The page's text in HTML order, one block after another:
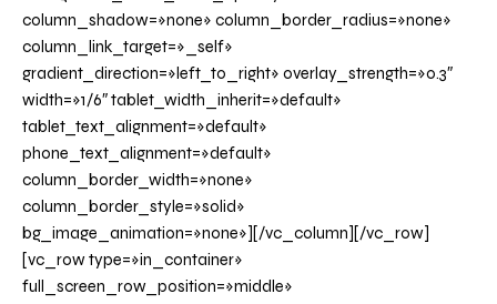
column_shadow=»none» column_border_radius=»none»
column_link_target=»_self»
gradient_direction=»left_to_right» overlay_strength=»0.3″
width=»1/6″ tablet_width_inherit=»default»
tablet_text_alignment=»default»
phone_text_alignment=»default»
column_border_width=»none»
column_border_style=»solid»
bg_image_animation=»none»][/vc_column][/vc_row]
[vc_row type=»in_container»
full_screen_row_position=»middle»